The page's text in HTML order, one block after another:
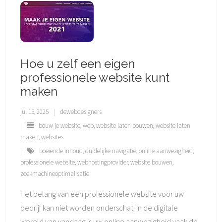
Hoe u zelf een eigen
professionele website kunt
maken
jul 15, 2025
dewebdesigners
bouw je website,web,website laten bouwen,website laten
maken,websites
boeiende inhoud,duidelijke navigatie,online aanwezigheid,
professionele website,webhostingprovider,website bouwen,
zoekmachineoptimalisatie
Het belang van een professionele website voor uw
bedrijf kan niet worden onderschat. In de digitale